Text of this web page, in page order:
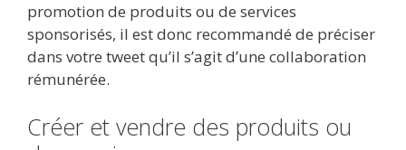
promotion de produits ou de services
sponsorisés, il est donc recommandé de préciser
dans votre tweet qu’il s’agit d’une collaboration
rémunérée.
Créer et vendre des produits ou